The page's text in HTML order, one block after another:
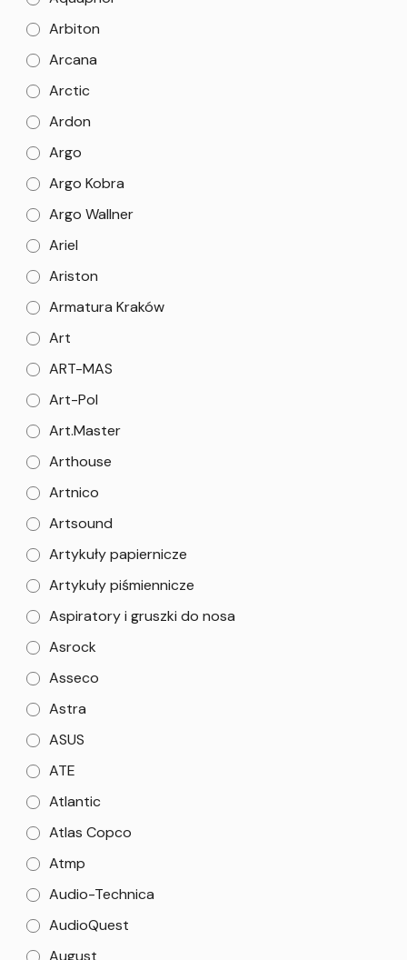
Arbiton
Arcana
Arctic
Ardon
Argo
Argo Kobra
Argo Wallner
Ariel
Ariston
Armatura Kraków
Art
ART-MAS
Art-Pol
Art.Master
Arthouse
Artnico
Artsound
Artykuły papiernicze
Artykuły piśmiennicze
Aspiratory i gruszki do nosa
Asrock
Asseco
Astra
ASUS
ATE
Atlantic
Atlas Copco
Atmp
Audio-Technica
AudioQuest
August